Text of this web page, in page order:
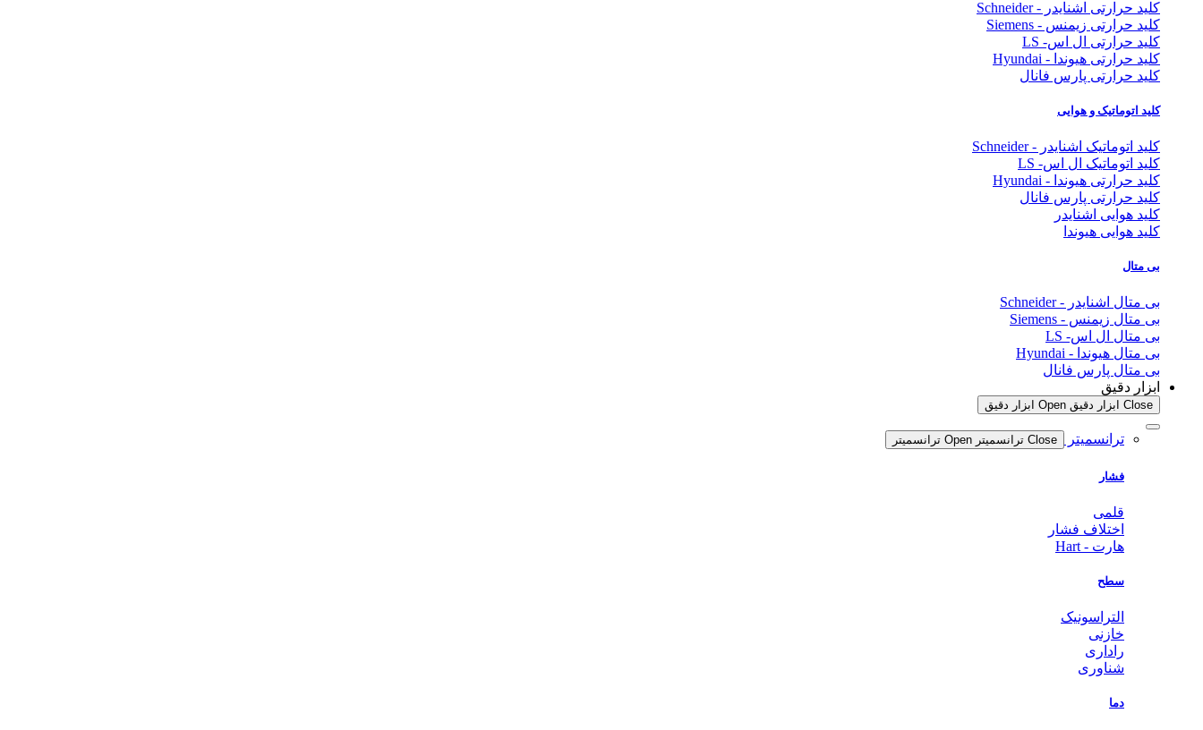
کلید حرارتی اشنایدر - Schneider
کلید حرارتی زیمنس - Siemens
کلید حرارتی ال اس- LS
کلید حرارتی هیوندا - Hyundai
کلید حرارتی پارس فانال
کلید اتوماتیک و هوایی
کلید اتوماتیک اشنایدر - Schneider
کلید اتوماتیک ال اس- LS
کلید حرارتی هیوندا - Hyundai
کلید حرارتی پارس فانال
کلید هوایی اشنایدر
کلید هوایی هیوندا
بی متال
بی متال اشنایدر - Schneider
بی متال زیمنس - Siemens
بی متال ال اس- LS
بی متال هیوندا - Hyundai
بی متال پارس فانال
ابزار دقیق
Close ابزار دقیق Open ابزار دقیق
ترانسمیتر Close ترانسمیتر Open ترانسمیتر
فشار
قلمی
اختلاف فشار
هارت - Hart
سطح
التراسونیک
خازنی
راداری
شناوری
دما